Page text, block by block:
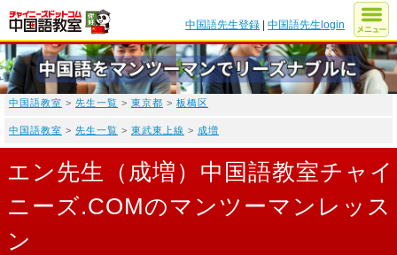
中国語先生登録 |中国語先生login
中国語教室 > 先生一覧 > 東京都 > 板橋区
中国語教室 > 先生一覧 > 東武東上線 > 成増
エン先生（成増）中国語教室チャイ
ニーズ.COMのマンツーマンレッス
ン